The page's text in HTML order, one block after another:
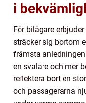
i
För bilägare
sträcker sig bortom
främsta
en svalare och mer
reflektera bort en
och passagerarna